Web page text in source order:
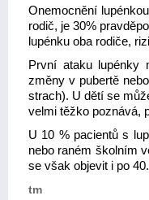
Onemocnění
rodič, je 30%
lupénku oba rodiče,
První ataku lupénky
změny v pubertě
strach). U dětí se
velmi těžko poznává,
U 10 % pacientů s
nebo raném školním
se však objevit i po
tm